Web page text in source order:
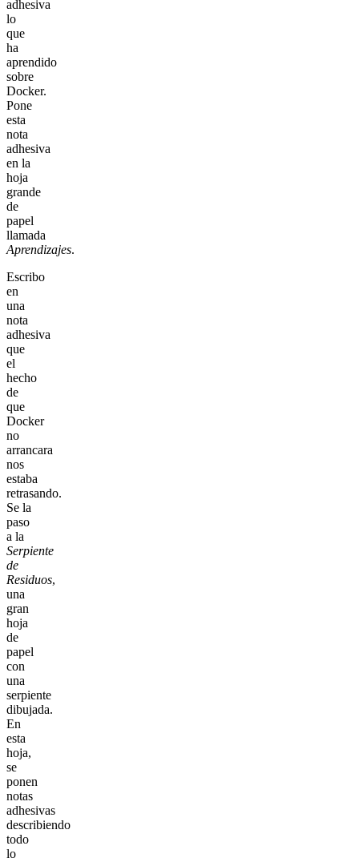
adhesiva
lo
que
ha
aprendido
sobre
Docker.
Pone
esta
nota
adhesiva
en la
hoja
grande
de
papel
llamada
Aprendizajes.
Escribo
en
una
nota
adhesiva
que
el
hecho
de
que
Docker
no
arrancara
nos
estaba
retrasando.
Se la
paso
a la
Serpiente
de
Residuos,
una
gran
hoja
de
papel
con
una
serpiente
dibujada.
En
esta
hoja,
se
ponen
notas
adhesivas
describiendo
todo
lo